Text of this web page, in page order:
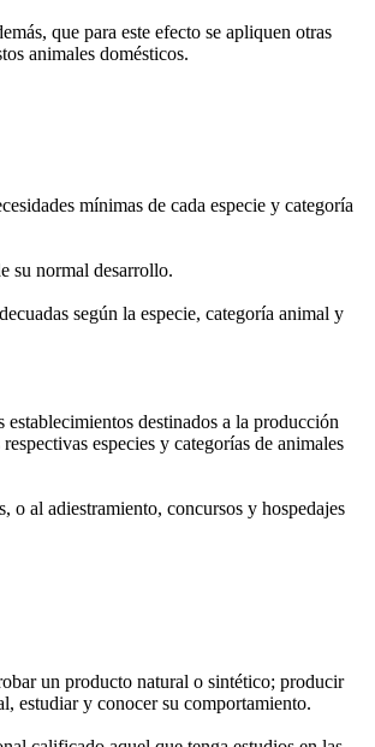
que para este efecto se apliquen otras
animales domésticos.
mínimas de cada especie y categoría
su normal desarrollo.
según la especie, categoría animal y
destinados a la producción
especies y categorías de animales
o al adiestramiento, concursos y hospedajes
un producto natural o sintético; producir
estudiar y conocer su comportamiento.